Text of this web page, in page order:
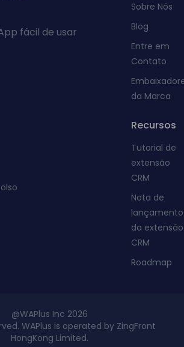
fácil de usar
Sobre Nós
Blog
Entre em
Contato
da Marca
Recursos
Tutorial de
extensão
CRM
Nota de
lançamento
da extensão
CRM
Roadmap
@WAPlus Inc 2026
WAPlus is operated by ZingFront
HongKong Limited.